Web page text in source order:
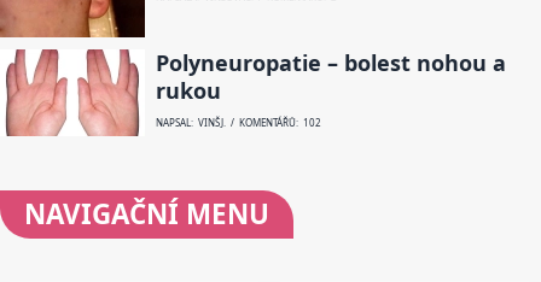
Polyneuropatie – bolest nohou a
rukou
NAPSAL: VINŠ J. / KOMENTÁŘŮ: 102
NAVIGAČNÍ MENU